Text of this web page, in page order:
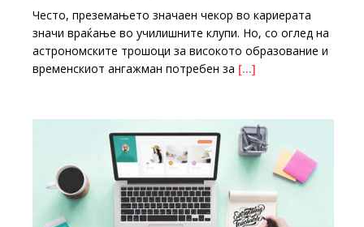
Често, преземањето значаен чекор во кариерата
значи враќање во училишните клупи. Но, со оглед на
астрономските трошоци за високото образование и
временскиот ангажман потребен за […]